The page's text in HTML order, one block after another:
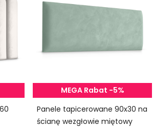
MEGA Rabat -5%
Panele tapicerowane 90x30 na
ścianę wezgłowie miętowy